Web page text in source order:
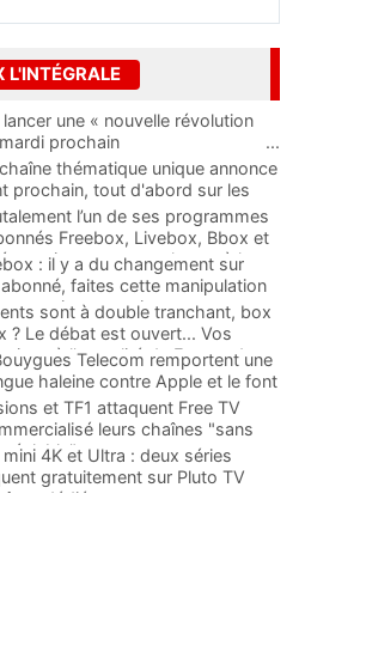
L'INTÉGRALE
une « nouvelle révolution
prochain
...
thématique unique annonce
prochain, tout d'abord sur les
...
l’un de ses programmes
Freebox, Livebox, Bbox et
son remplaçant à la
...
: il y a du changement sur
faites cette manipulation
mauvaises surprises
...
sont à double tranchant, box
? Le débat est ouvert... Vos
à l'actualité de Free et des
...
Telecom remportent une
haleine contre Apple et le font
et TF1 attaquent Free TV
leurs chaînes "sans
4K et Ultra : deux séries
gratuitement sur Pluto TV
dédiées